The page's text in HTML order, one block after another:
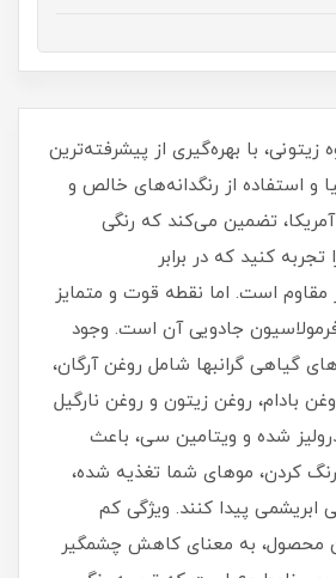
با بهره‌گیری از پیشرفته‌ترین
و استفاده از رنگدانه‌های خالص و
تضمین می‌کند که رنگی
کنید که در برابر
است. اما نقطه قوت و متمایز
جادویی آن است. وجود
گیاهی گرانبها شامل روغن آرگان،
بادام، روغن زیتون و روغن نارگیل
شده و ویتامین سی، باعث
کردن، موهای شما تغذیه شده،
ابریشمی پیدا کنند. ویژگی کم‌
محصول، به معنای کاهش چشمگیر